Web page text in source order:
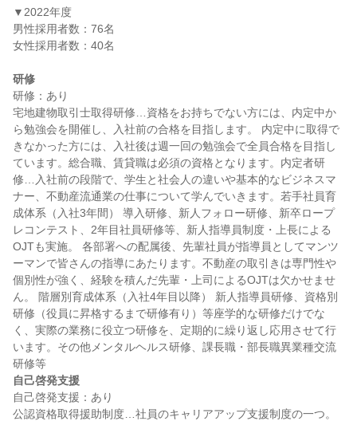
▼2022年度
男性採用者数：76名
女性採用者数：40名
研修
研修：あり
宅地建物取引士取得研修…資格をお持ちでない方には、内定中か
ら勉強会を開催し、入社前の合格を目指します。 内定中に取得で
きなかった方には、入社後は週一回の勉強会で全員合格を目指し
ています。総合職、賃貸職は必須の資格となります。内定者研
修…入社前の段階で、学生と社会人の違いや基本的なビジネスマ
ナー、不動産流通業の仕事について学んでいきます。若手社員育
成体系（入社3年間） 導入研修、新人フォロー研修、新卒ロープ
レコンテスト、2年目社員研修等、新人指導員制度・上長による
OJTも実施。 各部署への配属後、先輩社員が指導員としてマンツ
ーマンで皆さんの指導にあたります。不動産の取引きは専門性や
個別性が強く、経験を積んだ先輩・上司によるOJTは欠かせませ
ん。 階層別育成体系（入社4年目以降） 新人指導員研修、資格別
研修（役員に昇格するまで研修有り）等座学的な研修だけでな
く、実際の業務に役立つ研修を、定期的に繰り返し応用させて行
います。その他メンタルヘルス研修、課長職・部長職異業種交流
自己啓発支援
自己啓発支援：あり
公認資格取得援助制度…社員のキャリアアップ支援制度の一つ。